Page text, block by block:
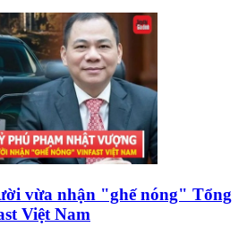
vừa nhận "ghế nóng" Tổng
Việt Nam